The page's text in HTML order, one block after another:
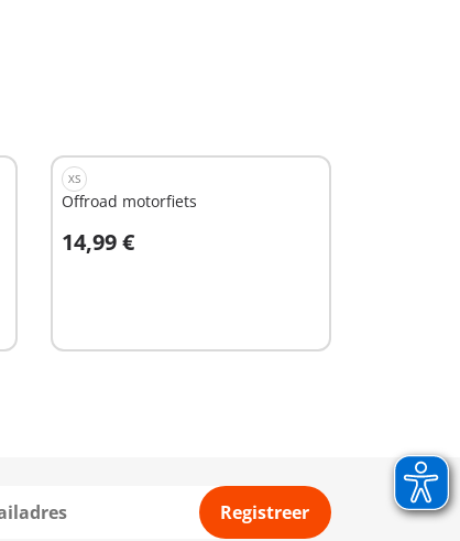
XS
Offroad motorfiets
14,99 €
In winkelwagen
Registreer